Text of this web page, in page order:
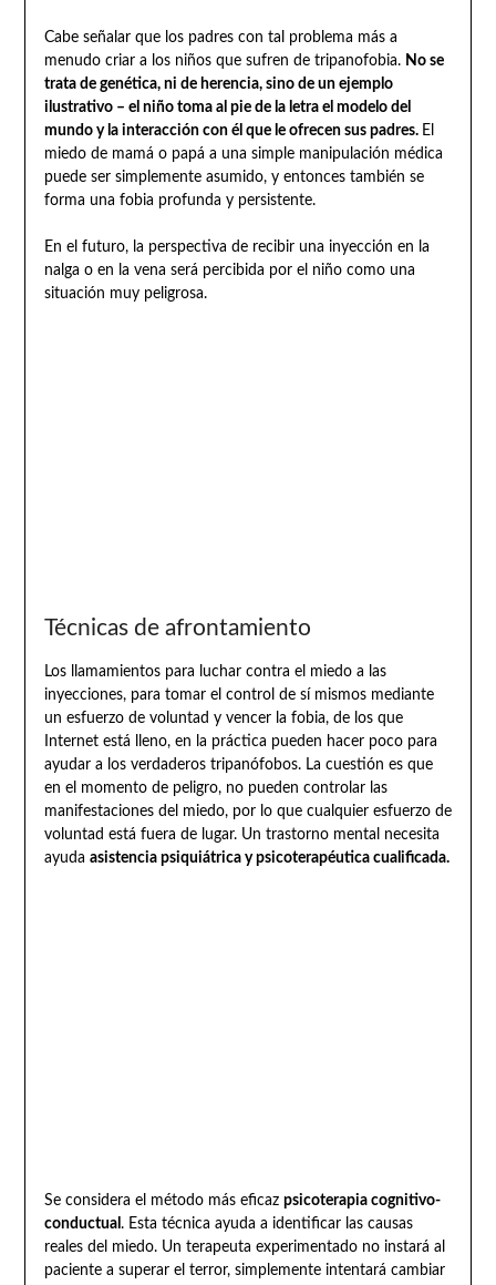
Cabe señalar que los padres con tal problema más a
menudo criar a los niños que sufren de tripanofobia. No se
trata de genética, ni de herencia, sino de un ejemplo
ilustrativo – el niño toma al pie de la letra el modelo del
mundo y la interacción con él que le ofrecen sus padres. El
miedo de mamá o papá a una simple manipulación médica
puede ser simplemente asumido, y entonces también se
forma una fobia profunda y persistente.
En el futuro, la perspectiva de recibir una inyección en la
nalga o en la vena será percibida por el niño como una
situación muy peligrosa.
Técnicas de afrontamiento
Los llamamientos para luchar contra el miedo a las
inyecciones, para tomar el control de sí mismos mediante
un esfuerzo de voluntad y vencer la fobia, de los que
Internet está lleno, en la práctica pueden hacer poco para
ayudar a los verdaderos tripanófobos. La cuestión es que
en el momento de peligro, no pueden controlar las
manifestaciones del miedo, por lo que cualquier esfuerzo de
voluntad está fuera de lugar. Un trastorno mental necesita
ayuda asistencia psiquiátrica y psicoterapéutica cualificada.
Se considera el método más eficaz psicoterapia cognitivo-
conductual . Esta técnica ayuda a identificar las causas
reales del miedo. Un terapeuta experimentado no instará al
paciente a superar el terror, simplemente intentará cambiar